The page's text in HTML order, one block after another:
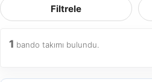
Filtrele
1 bando takımı bulundu.